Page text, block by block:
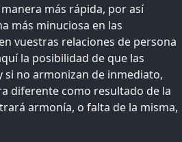
más rápida, por así
más minuciosa en las
vuestras relaciones de persona
la posibilidad de que las
si no armonizan de inmediato,
diferente como resultado de la
armonía, o falta de la misma,